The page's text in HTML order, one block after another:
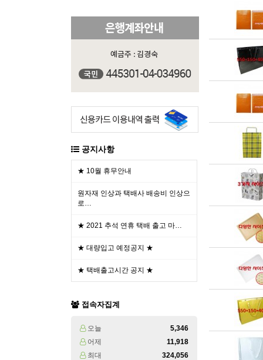
공지사항
★ 10월 휴무안내
원자재 인상과 택배사 배송비 인상으
로…
★ 2021 추석 연휴 택배 출고 마…
★ 대량입고 예정공지 ★
★ 택배출고시간 공지 ★
접속자집계
오늘
5,346
어제
11,918
최대
324,056